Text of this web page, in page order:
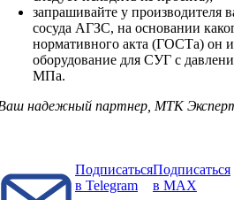
запрашивайте у производителя
сосуда АГЗС, на основании
нормативного акта (ГОСТа) он
оборудование для СУГ с
МПа.
надежный партнер, МТК
Подписаться
в Telegram
Подписаться
в MAX